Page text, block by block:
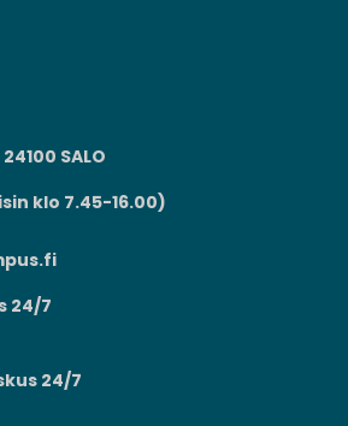
SALO
klo 7.45-16.00)
24/7
24/7